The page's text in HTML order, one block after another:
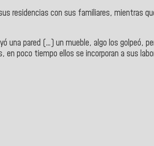
residencias con sus familiares, mientras
una pared (…) un mueble, algo los golpeó,
poco tiempo ellos se incorporan a sus